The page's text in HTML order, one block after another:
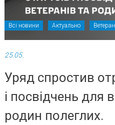
Всі новини Актуально
25.05.
Уряд спростив
і посвідчень для
родин полеглих.